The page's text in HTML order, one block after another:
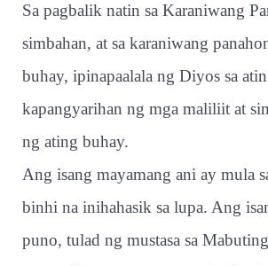
Sa pagbalik natin sa Karaniwang
simbahan, at sa karaniwang
buhay, ipinapaalala ng Diyos sa
kapangyarihan ng mga maliliit at
ng ating buhay.
Ang isang mayamang ani ay mula
binhi na inihahasik sa lupa. Ang
puno, tulad ng mustasa sa